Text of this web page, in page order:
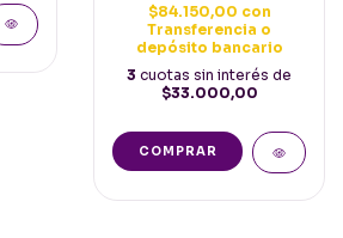
$84.150,00 con
Transferencia o
depósito bancario
3 cuotas sin interés de
$33.000,00